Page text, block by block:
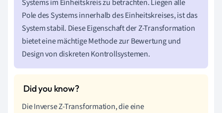
Systems im Einheitskreis zu betrachten. Liegen alle
Pole des Systems innerhalb des Einheitskreises, ist das
System stabil. Diese Eigenschaft der Z-Transformation
bietet eine mächtige Methode zur Bewertung und
Design von diskreten Kontrollsystemen.
Die Inverse Z-Transformation, die eine